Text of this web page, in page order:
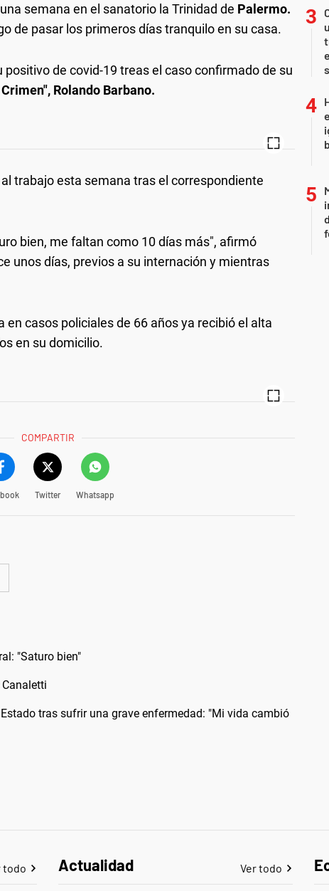
semana en el sanatorio la Trinidad de Palermo.
de pasar los primeros días tranquilo en su casa.
positivo de covid-19 treas el caso confirmado de su
Rolando Barbano.
trabajo esta semana tras el correspondiente
bien, me faltan como 10 días más", afirmó
unos días, previos a su internación y mientras
casos policiales de 66 años ya recibió el alta
en su domicilio.
COMPARTIR
Twitter Whatsapp
"Saturo bien"
tras sufrir una grave enfermedad: "Mi vida cambió
todo Actualidad Ver todo